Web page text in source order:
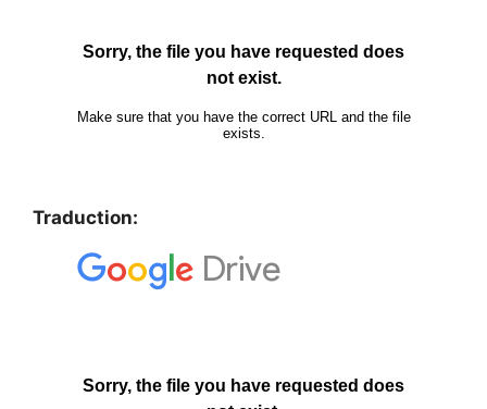
Traduction: